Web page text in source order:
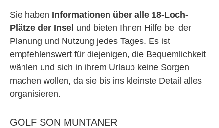
Sie haben Informationen über alle 18-Loch-
Plätze der Insel und bieten Ihnen Hilfe bei der
Planung und Nutzung jedes Tages. Es ist
empfehlenswert für diejenigen, die Bequemlichkeit
wählen und sich in ihrem Urlaub keine Sorgen
machen wollen, da sie bis ins kleinste Detail alles
organisieren.
GOLF SON MUNTANER